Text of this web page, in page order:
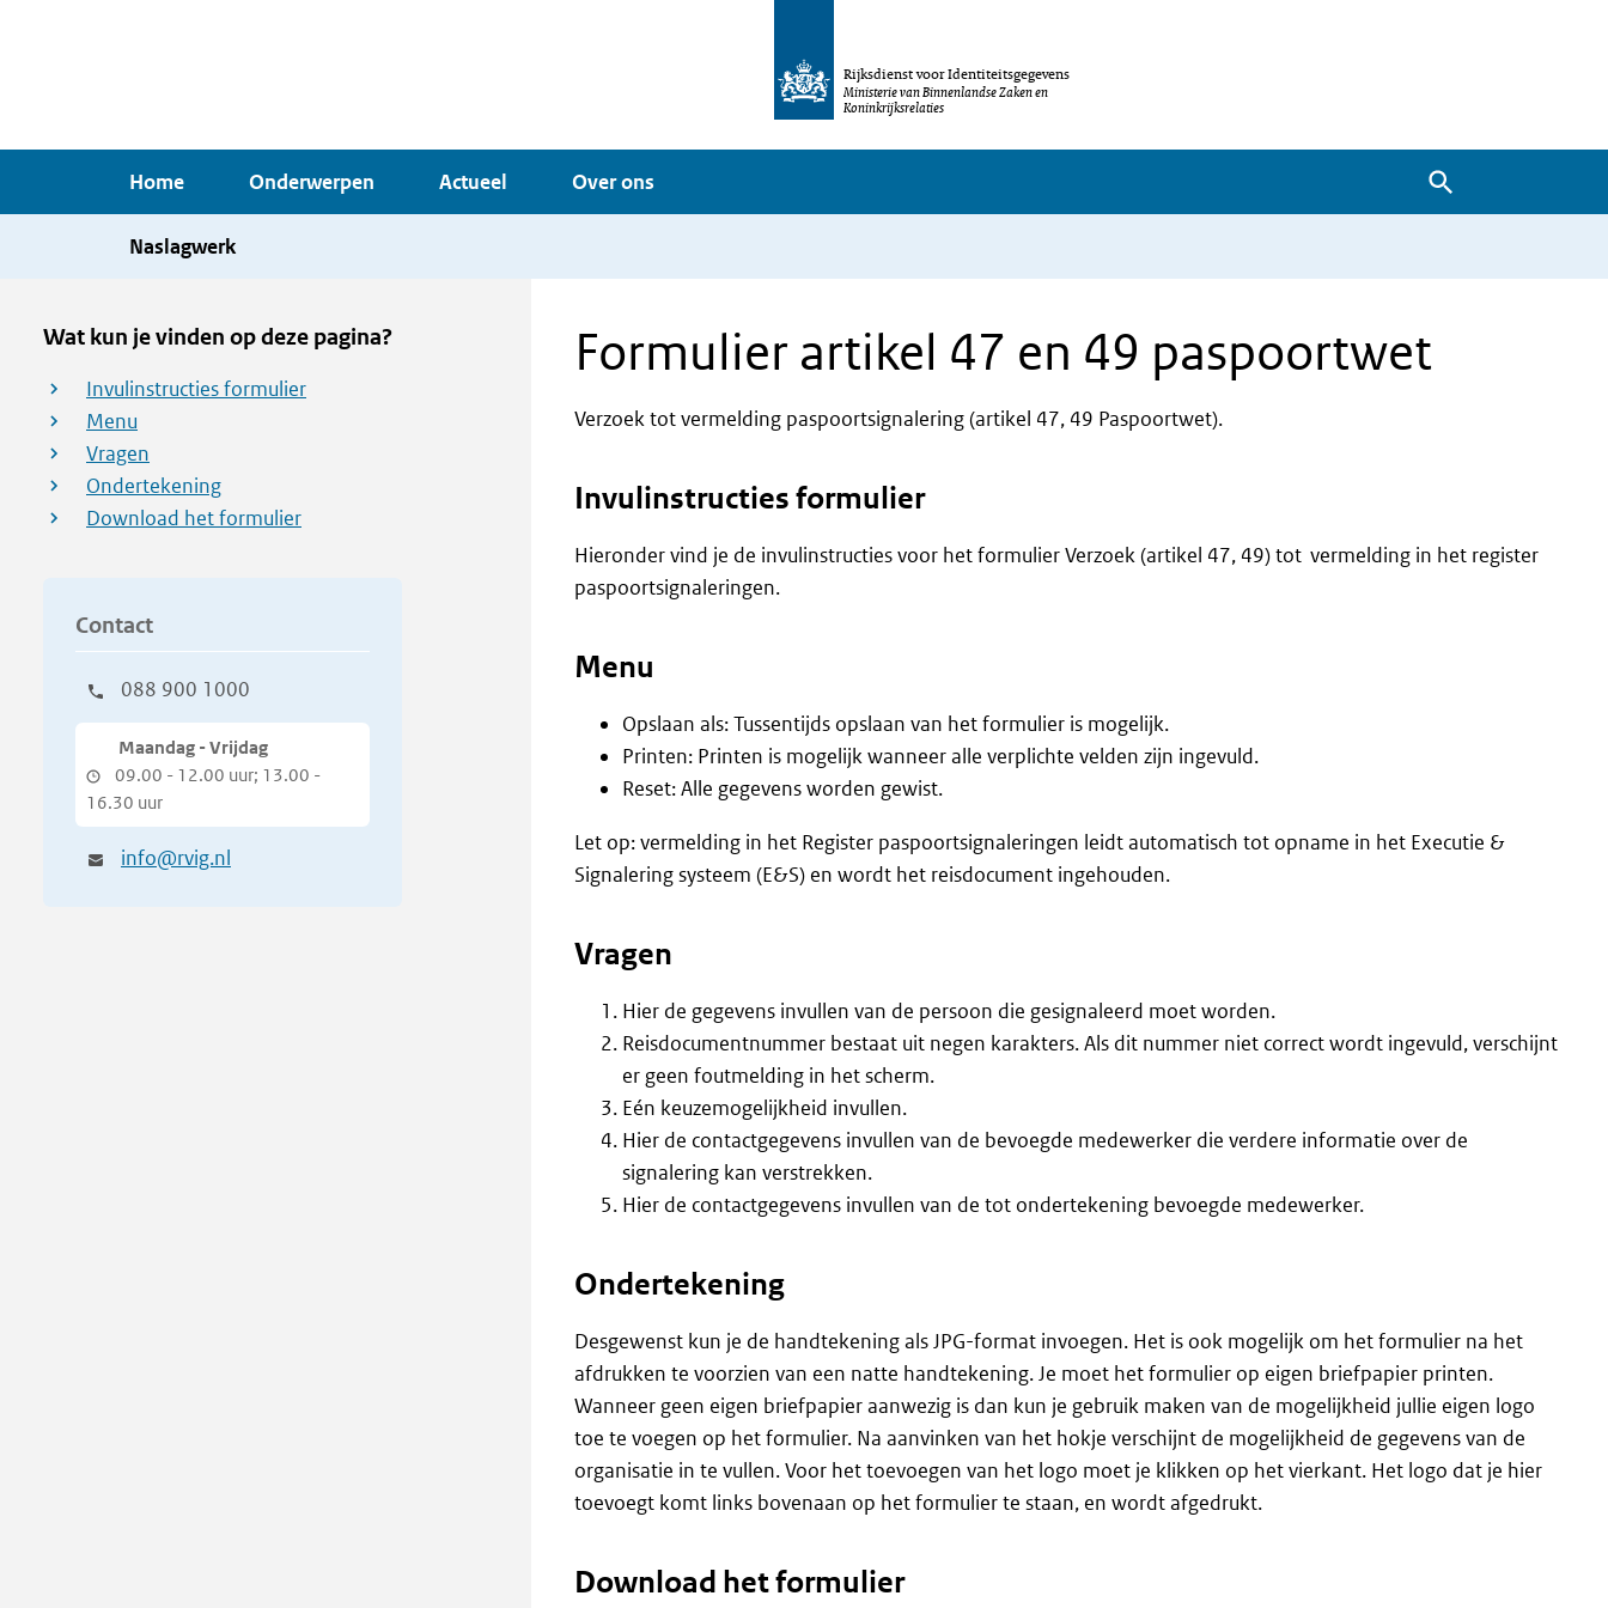
de
gaan
Rijksdienst voor Identiteitsgegevens
Ministerie van Binnenlandse Zaken en
Koninkrijksrelaties
Home Onderwerpen Actueel Over ons
Zoeken
Naslagwerk
Wat kun je vinden op deze pagina?
Invulinstructies formulier
Menu
Vragen
Ondertekening
Download het formulier
Contact
088 900 1000
Maandag - Vrijdag
09.00 - 12.00 uur; 13.00 -
16.30 uur
info@rvig.nl
Formulier artikel 47 en 49 paspoortwet
Verzoek tot vermelding paspoortsignalering (artikel 47, 49 Paspoortwet).
Invulinstructies formulier
Hieronder vind je de invulinstructies voor het formulier Verzoek (artikel 47, 49) tot vermelding in het register
paspoortsignaleringen.
Menu
Opslaan als: Tussentijds opslaan van het formulier is mogelijk.
Printen: Printen is mogelijk wanneer alle verplichte velden zijn ingevuld.
Reset: Alle gegevens worden gewist.
Let op: vermelding in het Register paspoortsignaleringen leidt automatisch tot opname in het Executie &
Signalering systeem (E&S) en wordt het reisdocument ingehouden.
Vragen
Hier de gegevens invullen van de persoon die gesignaleerd moet worden.
Reisdocumentnummer bestaat uit negen karakters. Als dit nummer niet correct wordt ingevuld, verschijnt
er geen foutmelding in het scherm.
Eén keuzemogelijkheid invullen.
Hier de contactgegevens invullen van de bevoegde medewerker die verdere informatie over de
signalering kan verstrekken.
Hier de contactgegevens invullen van de tot ondertekening bevoegde medewerker.
Ondertekening
Desgewenst kun je de handtekening als JPG-format invoegen. Het is ook mogelijk om het formulier na het
afdrukken te voorzien van een natte handtekening. Je moet het formulier op eigen briefpapier printen.
Wanneer geen eigen briefpapier aanwezig is dan kun je gebruik maken van de mogelijkheid jullie eigen logo
toe te voegen op het formulier. Na aanvinken van het hokje verschijnt de mogelijkheid de gegevens van de
organisatie in te vullen. Voor het toevoegen van het logo moet je klikken op het vierkant. Het logo dat je hier
toevoegt komt links bovenaan op het formulier te staan, en wordt afgedrukt.
Download het formulier